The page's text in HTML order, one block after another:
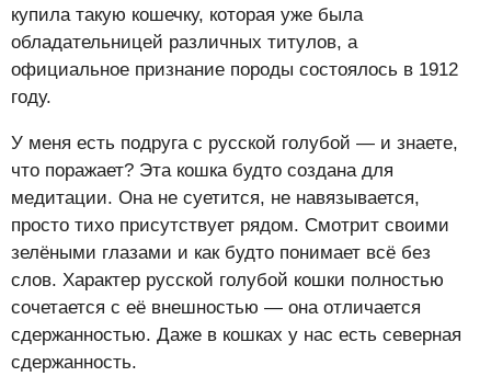
купила такую кошечку, которая уже была
обладательницей различных титулов, а
официальное признание породы состоялось в 1912
году.
У меня есть подруга с русской голубой — и знаете,
что поражает? Эта кошка будто создана для
медитации. Она не суетится, не навязывается,
просто тихо присутствует рядом. Смотрит своими
зелёными глазами и как будто понимает всё без
слов. Характер русской голубой кошки полностью
сочетается с её внешностью — она отличается
сдержанностью. Даже в кошках у нас есть северная
сдержанность.